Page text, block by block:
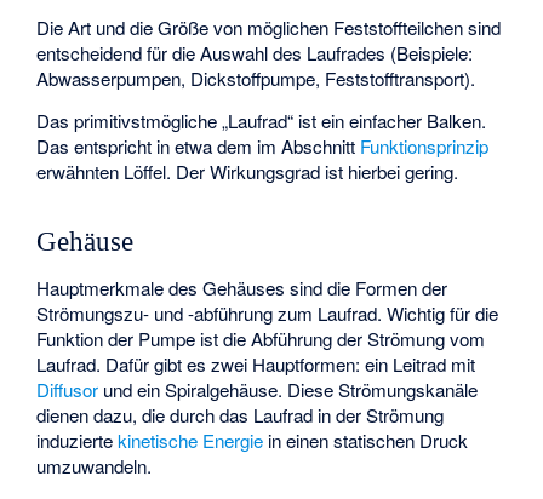
Die Art und die Größe von möglichen Feststoffteilchen sind
entscheidend für die Auswahl des Laufrades (Beispiele:
Abwasserpumpen, Dickstoffpumpe, Feststofftransport).
Das primitivstmögliche „Laufrad“ ist ein einfacher Balken.
Das entspricht in etwa dem im Abschnitt Funktionsprinzip
erwähnten Löffel. Der Wirkungsgrad ist hierbei gering.
Gehäuse
Hauptmerkmale des Gehäuses sind die Formen der
Strömungszu- und -abführung zum Laufrad. Wichtig für die
Funktion der Pumpe ist die Abführung der Strömung vom
Laufrad. Dafür gibt es zwei Hauptformen: ein Leitrad mit
Diffusor und ein Spiralgehäuse. Diese Strömungskanäle
dienen dazu, die durch das Laufrad in der Strömung
induziertekinetische Energie in einen statischen Druck
umzuwandeln.